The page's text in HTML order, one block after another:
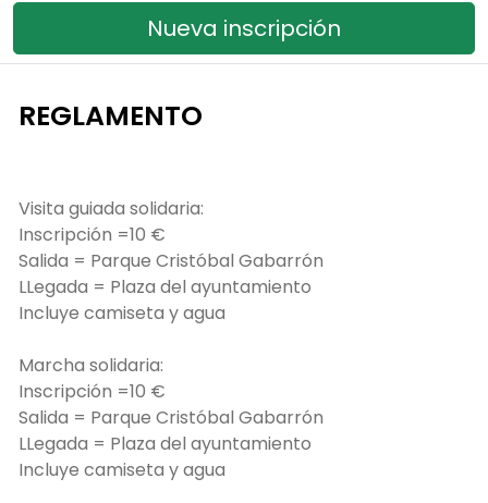
Nueva inscripción
REGLAMENTO
Visita guiada solidaria:
Inscripción =10 €
Salida = Parque Cristóbal Gabarrón
LLegada = Plaza del ayuntamiento
Incluye camiseta y agua
Marcha solidaria:
Inscripción =10 €
Salida = Parque Cristóbal Gabarrón
LLegada = Plaza del ayuntamiento
Incluye camiseta y agua